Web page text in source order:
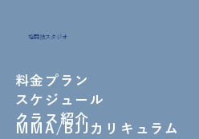
格闘技スタジオ
料金プラン
スケジュール
クラス紹介
MMA/BJJカリキュラム